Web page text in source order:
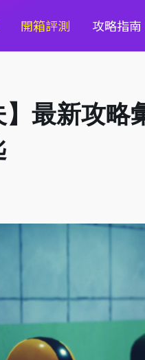
開箱評測 攻略指南
】最新攻